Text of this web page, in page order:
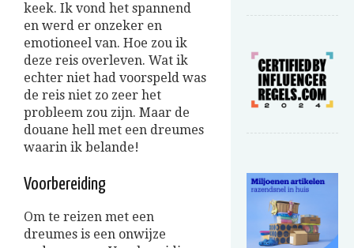
keek. Ik vond het spannend
en werd er onzeker en
emotioneel van. Hoe zou ik
deze reis overleven. Wat ik
echter niet had voorspeld was
de reis niet zo zeer het
probleem zou zijn. Maar de
douane hell met een dreumes
waarin ik belande!
Voorbereiding
Om te reizen met een
dreumes is een onwijze